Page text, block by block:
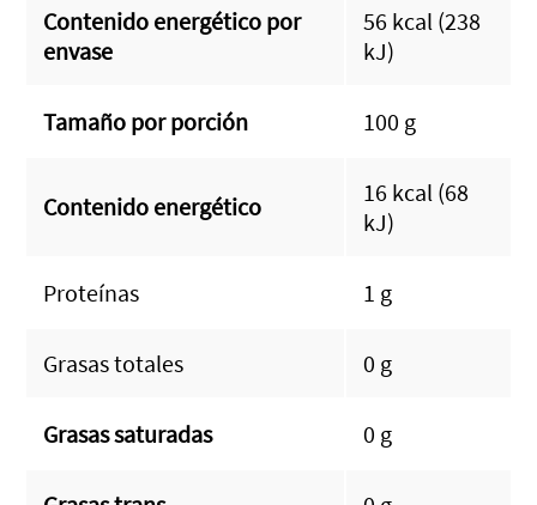
Contenido energético por
envase
56 kcal (238
kJ)
Tamaño por porción 100 g
Contenido energético
16 kcal (68
kJ)
Proteínas 1 g
Grasas totales 0 g
Grasas saturadas 0 g